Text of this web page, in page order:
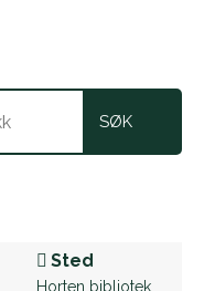
Sted
Horten bibliotek